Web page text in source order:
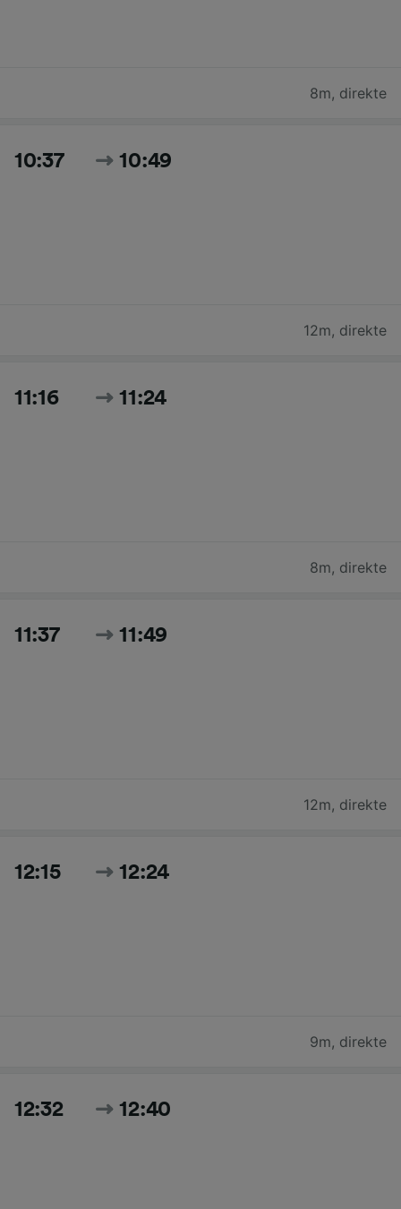
8m, direkte
10:37 10:49
12m, direkte
11:16 11:24
8m, direkte
11:37 11:49
12m, direkte
12:15 12:24
9m, direkte
12:32 12:40